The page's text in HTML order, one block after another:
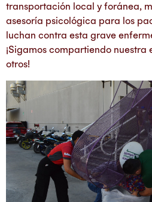
transportación local y foránea,
asesoría psicológica para los
luchan contra esta grave
¡Sigamos compartiendo
otros!